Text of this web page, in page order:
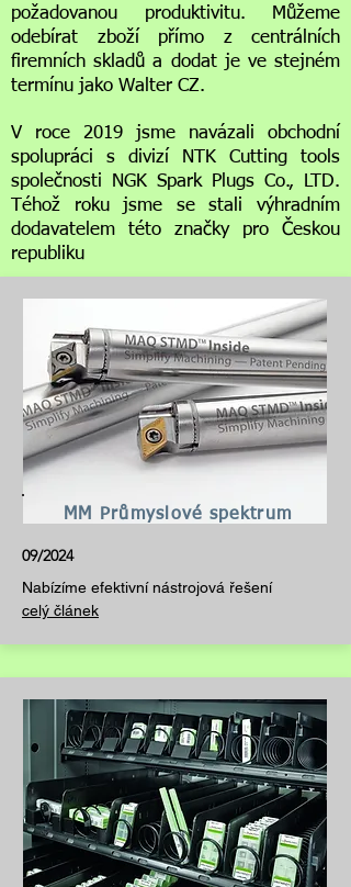
požadovanou produktivitu. Můžeme
odebírat zboží přímo z centrálních
firemních skladů a dodat je ve stejném
termínu jako Walter CZ.
V roce 2019 jsme navázali obchodní
spolupráci s divizí NTK Cutting tools
společnosti NGK Spark Plugs Co., LTD.
Téhož roku jsme se stali výhradním
dodavatelem této značky pro Českou
republiku
MM Průmyslové spektrum
09/2024
Nabízíme efektivní nástrojová řešení
celý článek